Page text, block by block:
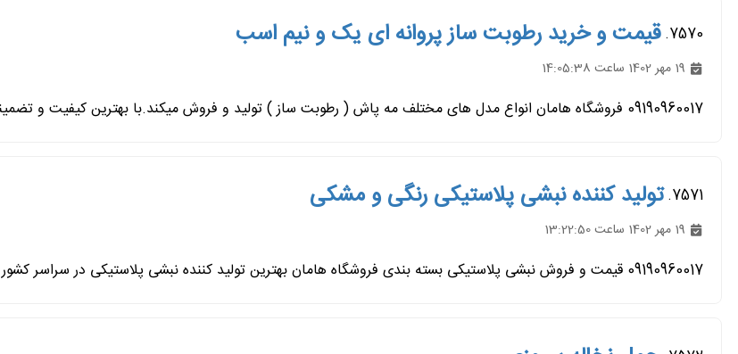
7570. قیمت و خرید رطوبت ساز پروانه ای یک و نیم اسب
09190960017 فروشگاه هامان انواع مدل های مختلف مه پاش ( رطوبت ساز ) تولید و فروش میکند.با بهترین کیفیت و تضمینی برای مشتریان...
7571. تولید کننده نبشی پلاستیکی رنگی و مشکی
09190960017 قیمت و فروش نبشی پلاستیکی بسته بندی فروشگاه هامان بهترین تولید کننده نبشی پلاستیکی در سراسر کشور میباشد...